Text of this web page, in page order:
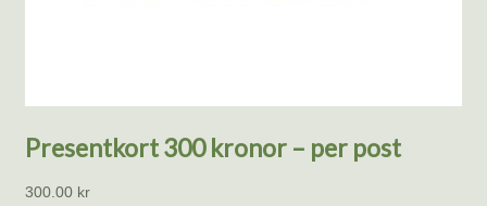
Presentkort 300 kronor – per post
300.00 kr